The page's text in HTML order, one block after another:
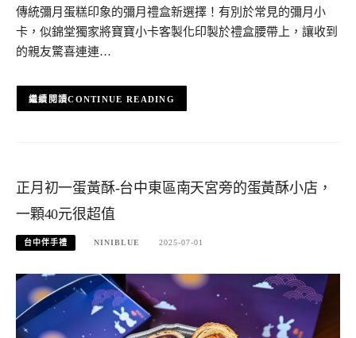
傳統彌月蛋糕印象的彌月禮盒新選擇！有別於常見的彌月小
卡，似錦堂獨家將寶寶小卡客製化印製於禮盒腰帶上，讓收到
的親友驚喜連連…
CONTINUE READING
正月初一蛋黃酥-台中東區南天宮旁的蛋黃酥小店，
一顆40元很超值
台中伴手禮 NINIBLUE 2025-07-01